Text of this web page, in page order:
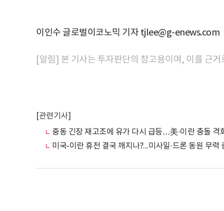
이인수 글로벌이코노믹 기자 tjlee@g-enews.com
[알림] 본 기사는 투자판단의 참고용이며, 이를 근
[관련기사]
중동 긴장 재고조에 유가 다시 급등…美·이란 충돌 격
미국-이란 휴전 결국 깨지나?...미사일·드론 동원 무력